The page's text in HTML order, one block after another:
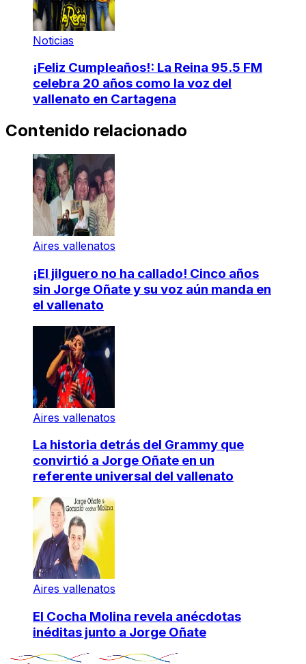
Noticias
¡Feliz Cumpleaños!: La Reina 95.5 FM
celebra 20 años como la voz del
vallenato en Cartagena
Contenido relacionado
Aires vallenatos
¡El jilguero no ha callado! Cinco años
sin Jorge Oñate y su voz aún manda en
el vallenato
Aires vallenatos
La historia detrás del Grammy que
convirtió a Jorge Oñate en un
referente universal del vallenato
Aires vallenatos
El Cocha Molina revela anécdotas
inéditas junto a Jorge Oñate